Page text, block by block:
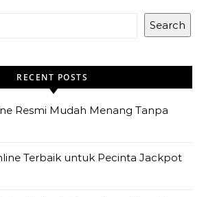
Search
RECENT POSTS
Resmi Mudah Menang Tanpa
Terbaik untuk Pecinta Jackpot